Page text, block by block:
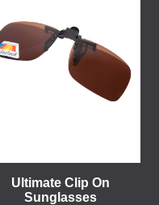
Ultimate Clip On
Sunglasses